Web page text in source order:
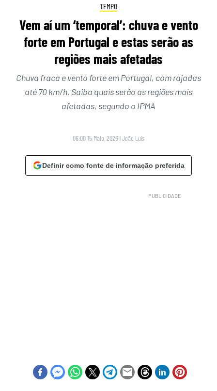
TEMPO
Vem aí um ‘temporal’: chuva e vento
forte em Portugal e estas serão as
regiões mais afetadas
Chuva fraca e vento forte em Portugal, com rajadas
até 70 km/h. Saiba quais serão as regiões mais
afetadas, segundo o IPMA
06:00 15 Maio, 2026 |João Luís
Definir como fonte de informação preferida